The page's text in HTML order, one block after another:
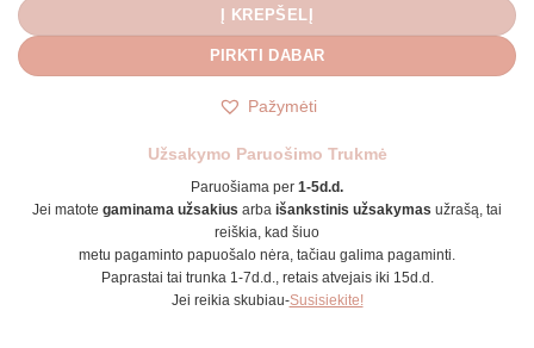
Į KREPŠELĮ
PIRKTI DABAR
Pažymėti
Užsakymo Paruošimo Trukmė
Paruošiama per 1-5d.d.
Jei matote gaminama užsakius arba išankstinis užsakymas užrašą, tai
reiškia, kad šiuo
metu pagaminto papuošalo nėra, tačiau galima pagaminti.
Paprastai tai trunka 1-7d.d., retais atvejais iki 15d.d.
Jei reikia skubiau-Susisiekite!